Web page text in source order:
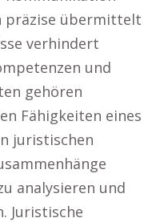
präzise übermittelt
verhindert
und
gehören
Fähigkeiten eines
juristischen
analysieren und
Juristische